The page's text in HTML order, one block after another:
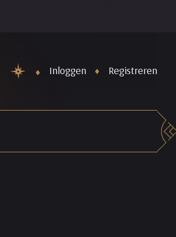
Inloggen Registreren